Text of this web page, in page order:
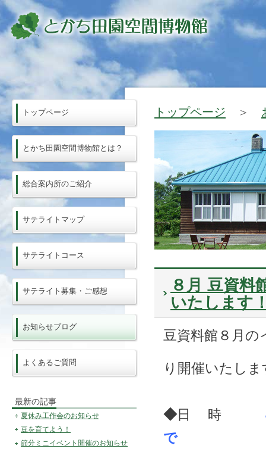
トップページ ＞
８月 豆資料
いたします
豆資料館８月の
り開催いたしま
◆日 時
で
トップページ
とかち田園空間博物館とは？
総合案内所のご紹介
サテライトマップ
サテライトコース
サテライト募集・ご感想
お知らせブログ
よくあるご質問
最新の記事
夏休み工作会のお知らせ
豆を育てよう！
節分ミニイベント開催のお知らせ